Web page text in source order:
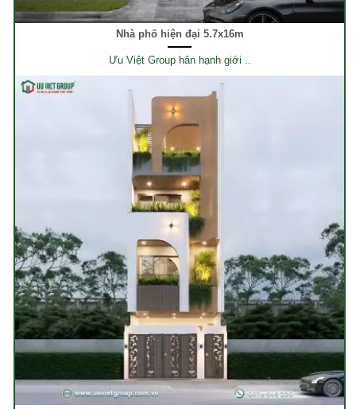
Nhà phố hiện đại 5.7x16m
Ưu Việt Group hân hạnh giới ..